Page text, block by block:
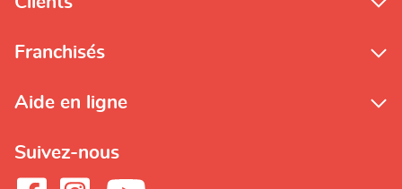
Franchisés
Aide en ligne
Suivez-nous